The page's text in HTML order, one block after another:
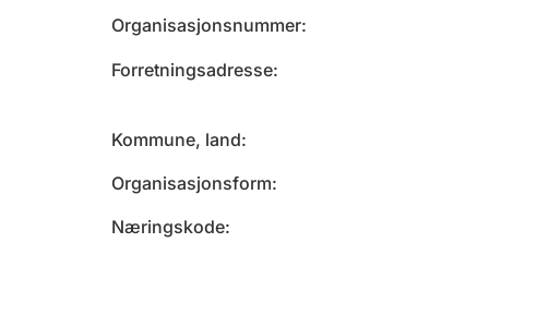
Organisasjonsnummer
Forretningsadresse
Kommune, land
Organisasjonsform
Næringskode